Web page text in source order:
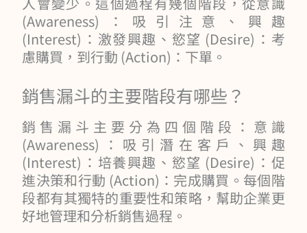
(Awareness)：吸引注意、興趣
(Interest)：激發興趣、慾望 (Desire)：考
慮購買，到行動 (Action)：下單。
銷售漏斗的主要階段有哪些？
銷售漏斗主要分為四個階段：意識
(Awareness)：吸引潛在客戶、興趣
(Interest)：培養興趣、慾望 (Desire)：促
進決策和行動 (Action)：完成購買。每個階
段都有其獨特的重要性和策略，幫助企業更
好地管理和分析銷售過程。